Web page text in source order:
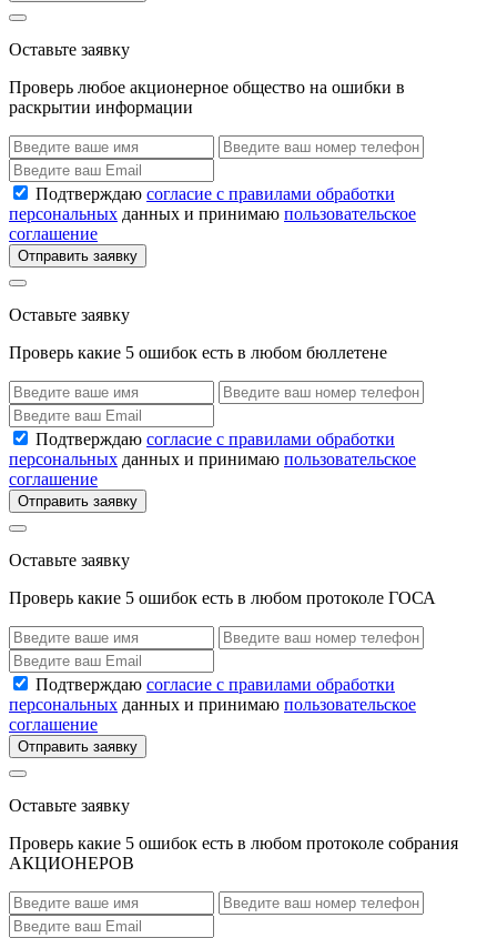
Оставьте заявку
Проверь любое акционерное общество на ошибки в
раскрытии информации
Подтверждаю согласие с правилами обработки
персональных данных и принимаю пользовательское
соглашение
Отправить заявку
Оставьте заявку
Проверь какие 5 ошибок есть в любом бюллетене
Подтверждаю согласие с правилами обработки
персональных данных и принимаю пользовательское
соглашение
Отправить заявку
Оставьте заявку
Проверь какие 5 ошибок есть в любом протоколе ГОСА
Подтверждаю согласие с правилами обработки
персональных данных и принимаю пользовательское
соглашение
Отправить заявку
Оставьте заявку
Проверь какие 5 ошибок есть в любом протоколе собрания
АКЦИОНЕРОВ